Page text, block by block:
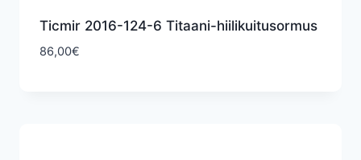
Ticmir 2016-124-6 Titaani-hiilikuitusormus
86,00€